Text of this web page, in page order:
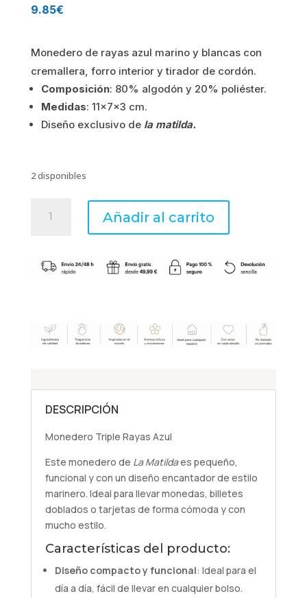
9.85€
Monedero de rayas azul marino y blancas con
cremallera, forro interior y tirador de cordón.
Composición: 80% algodón y 20% poliéster.
Medidas: 11x7x3 cm.
Diseño exclusivo de la matilda.
2 disponibles
Triple
cantidad
Añadir al carrito
DESCRIPCIÓN
Monedero Triple Rayas Azul
Este monedero de La Matildaes pequeño,
funcional y con un diseño encantador de estilo
marinero. Ideal para llevar monedas, billetes
doblados o tarjetas de forma cómoda y con
mucho estilo.
Características del producto:
Diseño compacto y funcional: Ideal para el
día a día, fácil de llevar en cualquier bolso.